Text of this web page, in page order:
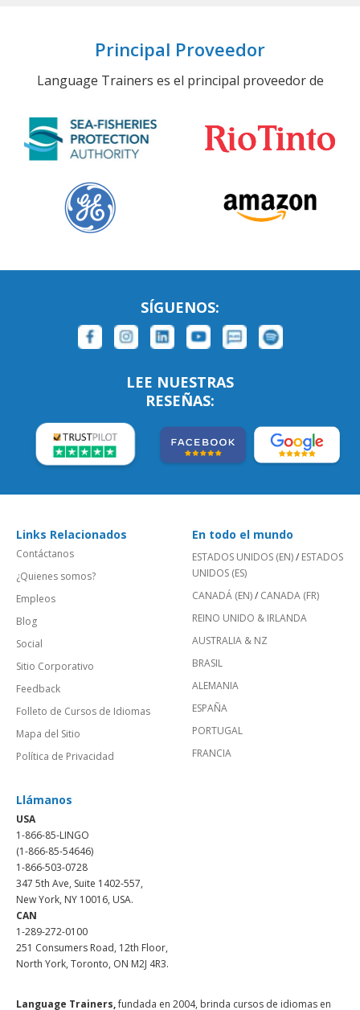
Principal Proveedor
Language Trainers es el principal proveedor de
SÍGUENOS:
LEE NUESTRAS
RESEÑAS:
Links Relacionados
Contáctanos
¿Quienes somos?
Empleos
Blog
Social
Sitio Corporativo
Feedback
Folleto de Cursos de Idiomas
Mapa del Sitio
Política de Privacidad
En todo el mundo
ESTADOS UNIDOS (EN)/ ESTADOS
UNIDOS (ES)
CANADÁ (EN)/ CANADA (FR)
REINO UNIDO & IRLANDA
AUSTRALIA & NZ
BRASIL
ALEMANIA
ESPAÑA
PORTUGAL
FRANCIA
Llámanos
USA
1-866-85-LINGO
(1-866-85-54646)
1-866-503-0728
347 5th Ave, Suite 1402-557,
New York, NY 10016, USA.
CAN
1-289-272-0100
251 Consumers Road, 12th Floor,
North York, Toronto, ON M2J 4R3.
Language Trainers,fundada en 2004, brinda cursos de idiomas en